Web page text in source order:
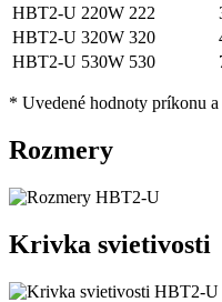
HBT2-U 220W 222
HBT2-U 320W 320
HBT2-U 530W 530
* Uvedené hodnoty príkonu
Rozmery
Krivka svietivosti